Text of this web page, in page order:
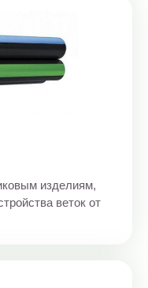
изделиям,
веток от